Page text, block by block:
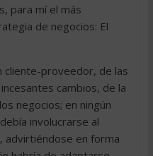
para mí el más
de negocios: El
cliente-proveedor, de las
cambios, de la
negocios; en ningún
involucrarse al
advirtiéndose en forma